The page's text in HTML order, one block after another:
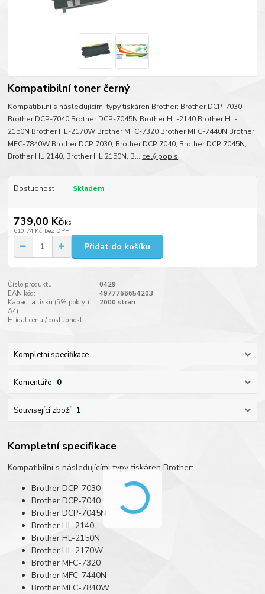
Kompatibilní toner černý
Kompatibilní s následujícími typy tiskáren Brother: Brother DCP-7030
Brother DCP-7040 Brother DCP-7045N Brother HL-2140 Brother HL-
2150N Brother HL-2170W Brother MFC-7320 Brother MFC-7440N Brother
MFC-7840W Brother DCP 7030, Brother DCP 7040, Brother DCP 7045N,
Brother HL 2140, Brother HL 2150N, B... celý popis
Dostupnost Skladem
739,00 Kč/ks
610,74 Kč bez DPH
Přidat do košíku
Číslo produktu:
0429
EAN kód:
4977766654203
Kapacita tisku (5% pokrytí
A4):
2600 stran
Hlídat cenu / dostupnost
Kompletní specifikace
Komentáře 0
Související zboží 1
Kompletní specifikace
Kompatibilní s následujícími typy tiskáren Brother:
Brother DCP-7030
Brother DCP-7040
Brother DCP-7045N
Brother HL-2140
Brother HL-2150N
Brother HL-2170W
Brother MFC-7320
Brother MFC-7440N
Brother MFC-7840W